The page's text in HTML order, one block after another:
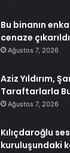
Bu binanın
cenaze çıkarıldı
Ağustos 7, 2026
Aziz Yıldırım,
Taraftarlarla
Ağustos 7, 2026
Kılıçdaroğlu
kuruluşundaki